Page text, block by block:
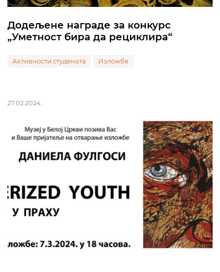
Додељене награде за конкурс
„Уметност бира да рециклира“
Активности студената Изложбе
27.02.2024.